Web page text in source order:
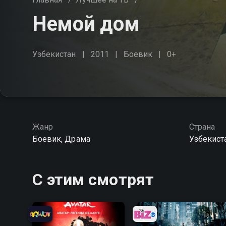
Немой дом
Узбекистан 2011 Боевик 0+
Жанр
Боевик, Драма
Страна
С этим смотрят